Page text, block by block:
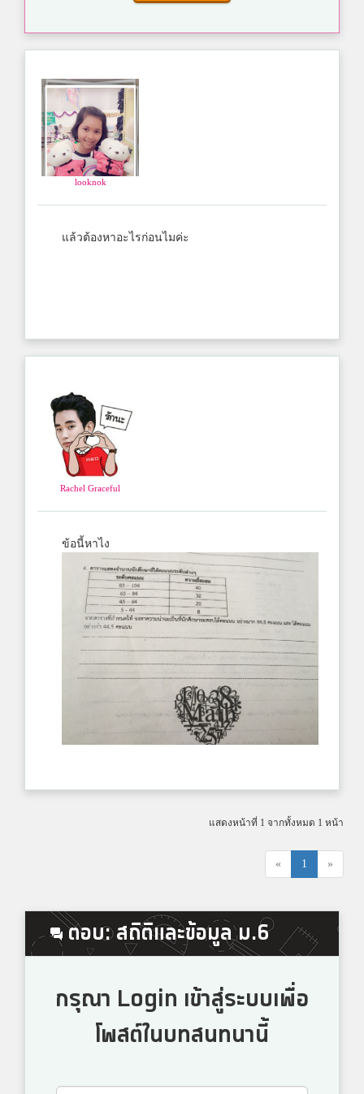
looknok
แล้วต้องหาอะไรก่อนไมค่ะ
Rachel Graceful
ข้อนี้หาไง
แสดงหน้าที่ 1 จากทั้งหมด 1 หน้า
« 1 »
ตอบ: สถิติและข้อมูล ม.6
กรุณา Login เข้าสู่ระบบเพื่อ
โพสต์ในบทสนทนานี้